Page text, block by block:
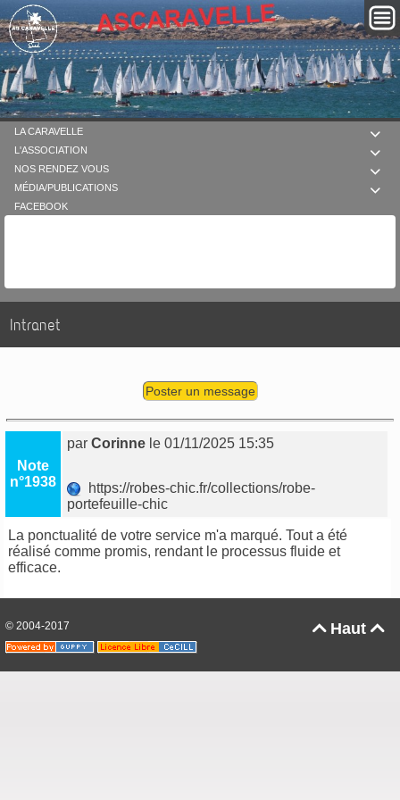

LA CARAVELLE

L'ASSOCIATION

NOS RENDEZ VOUS

MÉDIA/PUBLICATIONS
FACEBOOK
Intranet
Poster un message
Note
n°1938
parCorinne le 01/11/2025 15:35
https://robes-chic.fr/collections/robe-
portefeuille-chic
La ponctualité de votre service m'a marqué. Tout a été
réalisé comme promis, rendant le processus fluide et
efficace.
Haut 
© 2004-2017